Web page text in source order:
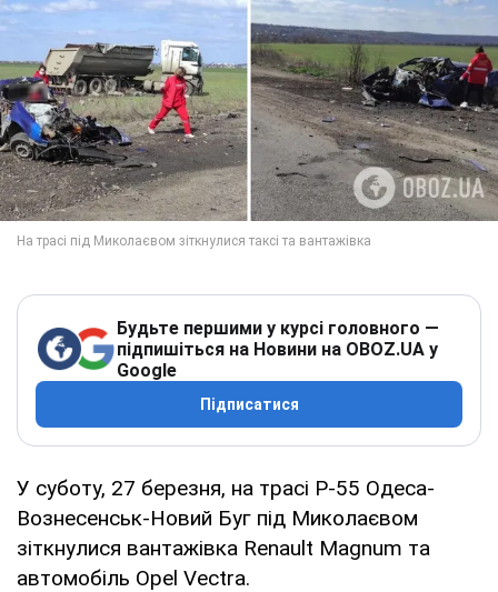
Будьте першими у курсі головного —
підпишіться на Новини на OBOZ.UA у
Google
Підписатися
У суботу, 27 березня, на трасі Р-55 Одеса-
Вознесенськ-Новий Буг під Миколаєвом
зіткнулися вантажівка Renault Magnum та
автомобіль Opel Vectra.